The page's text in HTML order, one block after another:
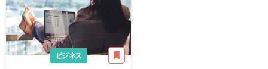
ビジネス